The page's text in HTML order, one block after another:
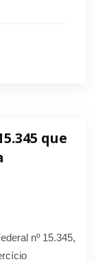
que
nº 15.345,